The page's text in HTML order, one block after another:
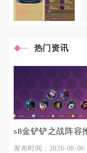
热门资讯
发布时间：2026-08-06